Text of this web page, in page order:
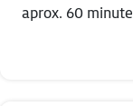
aprox. 60